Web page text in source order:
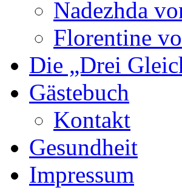
Nadezhda
Florentine
Die „Drei
Gästebuch
Kontakt
Gesundheit
Impressum